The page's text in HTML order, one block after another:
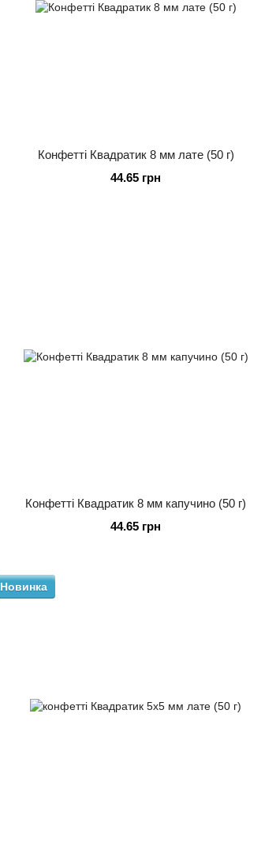
Конфетті Квадратик 8 мм лате (50 г)
44.65 грн
Конфетті Квадратик 8 мм капучино (50 г)
44.65 грн
Новинка